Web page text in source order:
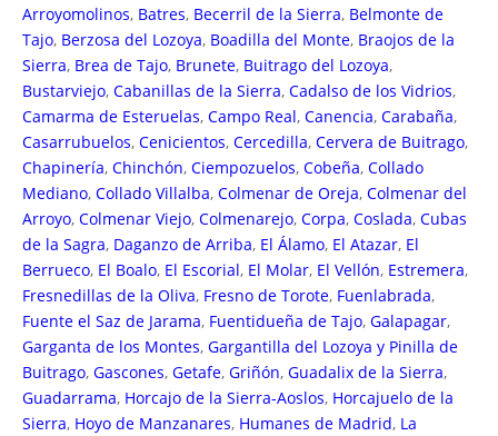
Arroyomolinos, Batres, Becerril de la Sierra, Belmonte de
Tajo, Berzosa del Lozoya, Boadilla del Monte, Braojos de la
Sierra, Brea de Tajo, Brunete, Buitrago del Lozoya,
Bustarviejo, Cabanillas de la Sierra, Cadalso de los Vidrios,
Camarma de Esteruelas, Campo Real, Canencia, Carabaña,
Casarrubuelos, Cenicientos, Cercedilla, Cervera de Buitrago,
Chapinería, Chinchón, Ciempozuelos, Cobeña, Collado
Mediano, Collado Villalba, Colmenar de Oreja, Colmenar del
Arroyo, Colmenar Viejo, Colmenarejo, Corpa, Coslada, Cubas
de la Sagra, Daganzo de Arriba, El Álamo, El Atazar, El
Berrueco, El Boalo, El Escorial, El Molar, El Vellón, Estremera,
Fresnedillas de la Oliva, Fresno de Torote, Fuenlabrada,
Fuente el Saz de Jarama, Fuentidueña de Tajo, Galapagar,
Garganta de los Montes, Gargantilla del Lozoya y Pinilla de
Buitrago, Gascones, Getafe, Griñón, Guadalix de la Sierra,
Guadarrama, Horcajo de la Sierra-Aoslos, Horcajuelo de la
Sierra, Hoyo de Manzanares, Humanes de Madrid, La